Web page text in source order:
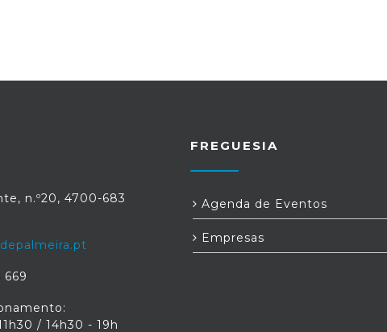
n.º20, 4700-683
669
/ 14h30 - 19h
FREGUESIA
Agenda de Eventos
Empresas